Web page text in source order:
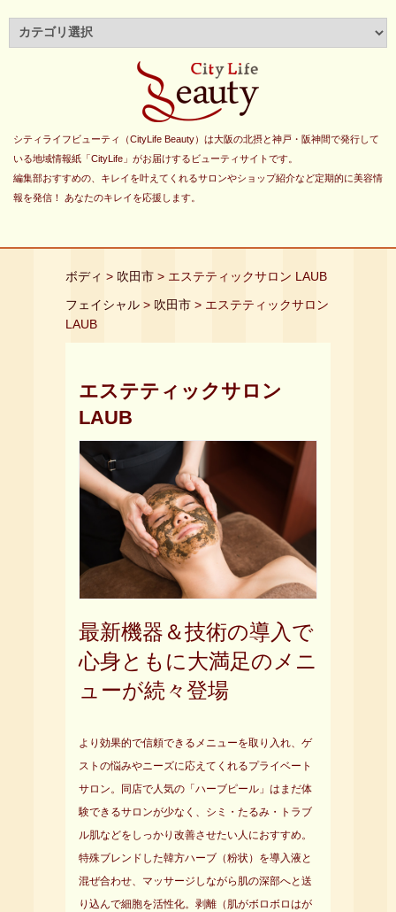
シティライフビューティ（CityLife Beauty）は大阪の北摂と神戸・阪神間で発行して
いる地域情報紙「CityLife」がお届けするビューティサイトです。
編集部おすすめの、キレイを叶えてくれるサロンやショップ紹介など定期的に美容情
報を発信！ あなたのキレイを応援します。
ボディ > 吹田市 > エステティックサロン LAUB
フェイシャル > 吹田市 > エステティックサロン
LAUB
エステティックサロン
LAUB
最新機器＆技術の導入で
心身ともに大満足のメニ
ューが続々登場
より効果的で信頼できるメニューを取り入れ、ゲ
ストの悩みやニーズに応えてくれるプライベート
サロン。同店で人気の「ハーブピール」はまだ体
験できるサロンが少なく、シミ・たるみ・トラブ
ル肌などをしっかり改善させたい人におすすめ。
特殊ブレンドした韓方ハーブ（粉状）を導入液と
混ぜ合わせ、マッサージしながら肌の深部へと送
り込んで細胞を活性化。剥離（肌がボロボロはが